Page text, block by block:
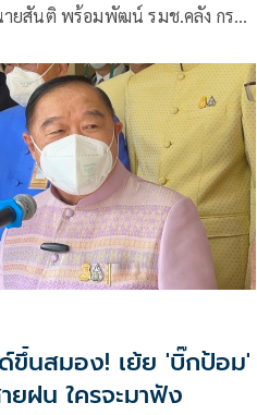
ายสันติ พร้อมพัฒน์ รมช.คลัง กรณี
โครงการนี้ นายสันติมีส่วนเกี่ยวข้อง
ขึ้นสมอง! เย้ย 'บิ๊กป้อม'
ยฝน ใครจะมาฟัง